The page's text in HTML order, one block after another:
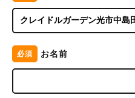
必須 お名前